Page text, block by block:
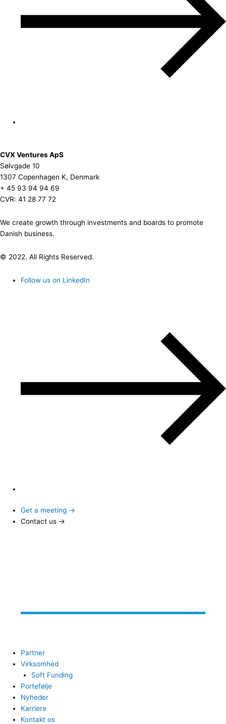
CVX Ventures ApS
Sølvgade 10
1307 Copenhagen K, Denmark
+ 45 93 94 94 69
CVR: 41 28 77 72
We create growth through investments and boards to promote
Danish business.
© 2022. All Rights Reserved.
Follow us on LinkedIn
Get a meeting →
Contact us →
Partner
Virksomhed
Soft Funding
Portefølje
Nyheder
Karriere
Kontakt os